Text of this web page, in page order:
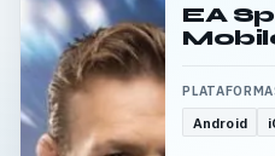
EA
Android